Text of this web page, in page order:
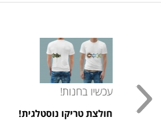
עכשיו בחנות!
חולצת טריקו נוסטלגית!